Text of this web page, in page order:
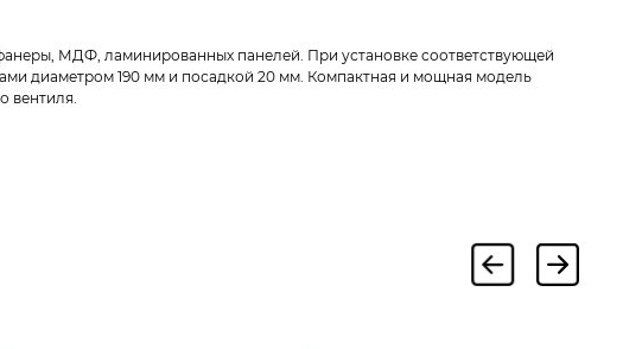
МДФ, ламинированных панелей. При установке соответствующей
диаметром 190 мм и посадкой 20 мм. Компактная и мощная модель
вентиля.